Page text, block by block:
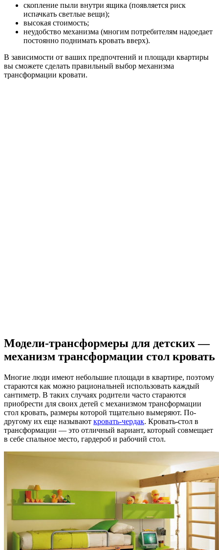
скопление пыли внутри ящика (появляется риск
испачкать светлые вещи);
высокая стоимость;
неудобство механизма (многим потребителям надоедает
постоянно поднимать кровать вверх).
В зависимости от ваших предпочтений и площади квартиры
вы сможете сделать правильный выбор механизма
трансформации кровати.
Модели-трансформеры для детских —
механизм трансформации стол кровать
Многие люди имеют небольшие площади в квартире, поэтому
стараются как можно рациональней использовать каждый
сантиметр. В таких случаях родители часто стараются
приобрести для своих детей с механизмом трансформации
стол кровать, размеры которой тщательно вымеряют. По-
другому их еще называют кровать-чердак. Кровать-стол в
трансформации — это отличный вариант, который совмещает
в себе спальное место, гардероб и рабочий стол.